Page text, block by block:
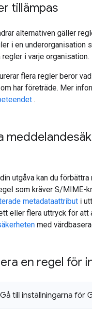
tillämpas
alternativen gäller
i en underorganisation
i varje organisation.
flera regler beror
har företräde. Mer
.
utgåva kan du
som kräver S/MIME-
metadataattribut i
eller flera uttryck för
med
en regel för
till inställningarna för